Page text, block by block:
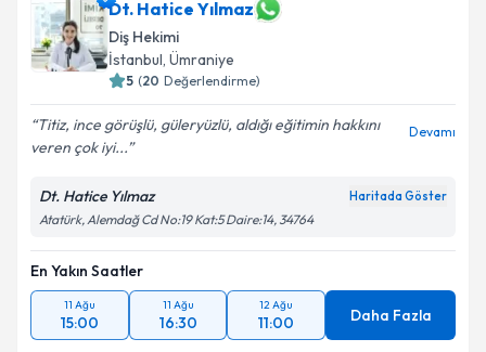
Dt. Hatice Yılmaz
Diş Hekimi
İstanbul, Ümraniye
5 (20 Değerlendirme)
Titiz, ince görüşlü, güleryüzlü, aldığı eğitimin hakkını
veren çok iyi...
Devamı
Dt. Hatice Yılmaz Haritada Göster
Atatürk, Alemdağ Cd No:19 Kat:5 Daire:14, 34764
En Yakın Saatler
11 Ağu
15:00
11 Ağu
16:30
12 Ağu
11:00 Daha Fazla